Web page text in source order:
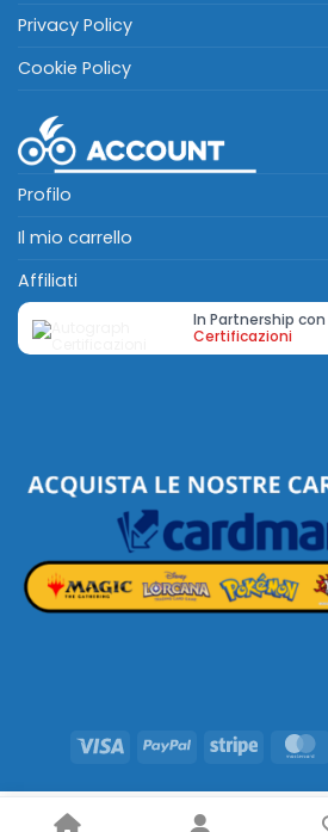
Privacy Policy
Cookie Policy
Profilo
Il mio carrello
Affiliati
In Partnership con
Certificazioni
Visa PayPal Stripe